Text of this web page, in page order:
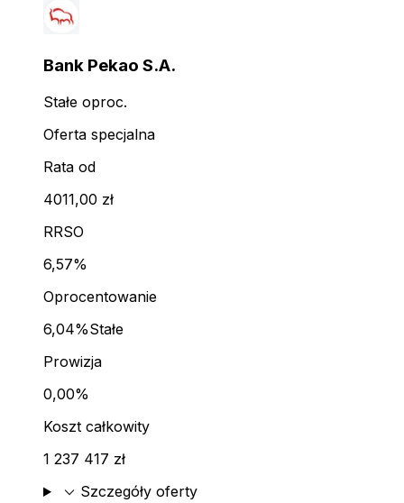
Bank Pekao S.A.
Stałe oproc.
Oferta specjalna
Rata od
4011,00 zł
RRSO
6,57%
Oprocentowanie
6,04%Stałe
Prowizja
0,00%
Koszt całkowity
1 237 417 zł
expand_more Szczegóły oferty